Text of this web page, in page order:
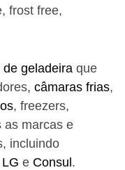
frost free,
de geladeira que
câmaras frias,
, freezers,
as marcas e
incluindo
LG e Consul .